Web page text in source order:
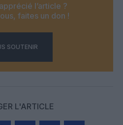
l’article ?
faites un don !
SOUTENIR
L'ARTICLE